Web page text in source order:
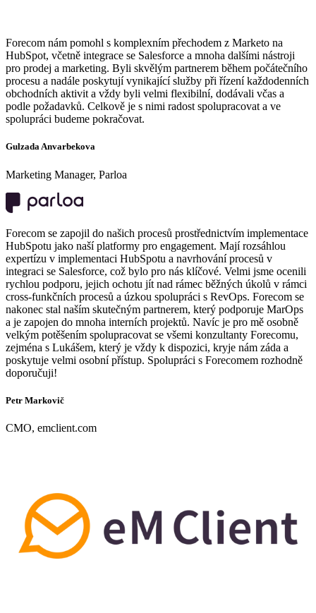
Forecom nám pomohl s komplexním přechodem z Marketo na
HubSpot, včetně integrace se Salesforce a mnoha dalšími nástroji
pro prodej a marketing. Byli skvělým partnerem během počátečního
procesu a nadále poskytují vynikající služby při řízení každodenních
obchodních aktivit a vždy byli velmi flexibilní, dodávali včas a
podle požadavků. Celkově je s nimi radost spolupracovat a ve
spolupráci budeme pokračovat.
Gulzada Anvarbekova
Marketing Manager, Parloa
Forecom se zapojil do našich procesů prostřednictvím implementace
HubSpotu jako naší platformy pro engagement. Mají rozsáhlou
expertízu v implementaci HubSpotu a navrhování procesů v
integraci se Salesforce, což bylo pro nás klíčové. Velmi jsme ocenili
rychlou podporu, jejich ochotu jít nad rámec běžných úkolů v rámci
cross-funkčních procesů a úzkou spolupráci s RevOps. Forecom se
nakonec stal naším skutečným partnerem, který podporuje MarOps
a je zapojen do mnoha interních projektů. Navíc je pro mě osobně
velkým potěšením spolupracovat se všemi konzultanty Forecomu,
zejména s Lukášem, který je vždy k dispozici, kryje nám záda a
poskytuje velmi osobní přístup. Spolupráci s Forecomem rozhodně
doporučuji!
Petr Markovič
CMO, emclient.com